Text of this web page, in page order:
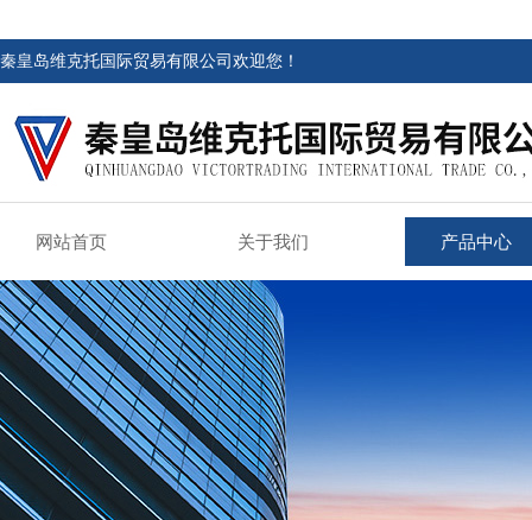
秦皇岛维克托国际贸易有限公司欢迎您！
网站首页 关于我们 产品中心